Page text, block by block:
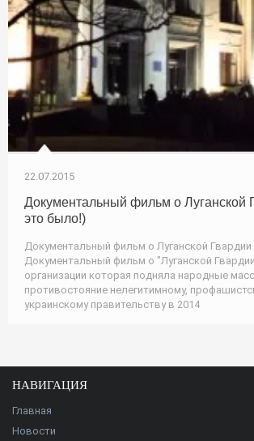
22.07.2015
Документальный фильм о Луганской
это было!)
Документальный фильм о Луганской
Документальный фильм о "Луганской
организации которая подняла народные
противостояние нелегитимному,
украинскому правительству в 2014
НАВИГАЦИЯ
Главная
Новости